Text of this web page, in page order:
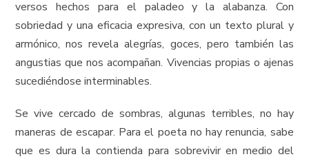
versos hechos para el paladeo y la alabanza. Con
sobriedad y una eficacia expresiva, con un texto plural y
armónico, nos revela alegrías, goces, pero también las
angustias que nos acompañan. Vivencias propias o ajenas
sucediéndose interminables.
Se vive cercado de sombras, algunas terribles, no hay
maneras de escapar. Para el poeta no hay renuncia, sabe
que es dura la contienda para sobrevivir en medio del